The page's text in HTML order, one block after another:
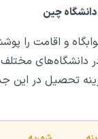
دانشگاه چین
و اقامت را
دانشگاه‌های
تحصیل در این